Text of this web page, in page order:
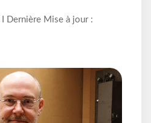
Dernière Mise à jour :